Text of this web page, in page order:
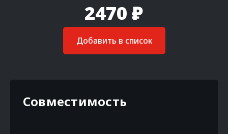
2470 ₽
Добавить в список
Совместимость